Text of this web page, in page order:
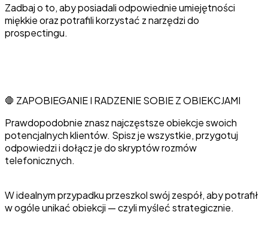
Zadbaj o to, aby posiadali odpowiednie umiejętności
miękkie oraz potrafili korzystać z narzędzi do
prospectingu.
🛑 ZAPOBIEGANIE I RADZENIE SOBIE Z OBIEKCJAMI
Prawdopodobnie znasz najczęstsze obiekcje swoich
potencjalnych klientów. Spisz je wszystkie, przygotuj
odpowiedzi i dołącz je do skryptów rozmów
telefonicznych.
W idealnym przypadku przeszkol swój zespół, aby potrafił
w ogóle unikać obiekcji — czyli myśleć strategicznie.